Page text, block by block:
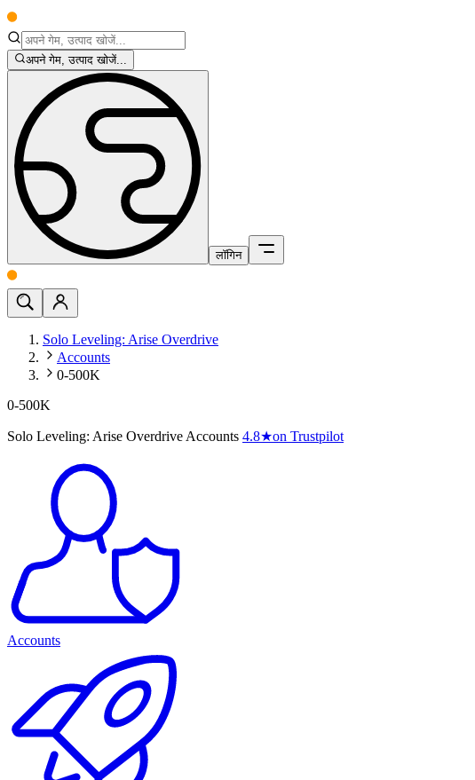
अपने गेम, उत्पाद खोजें...
लॉगिन
Solo Leveling: Arise Overdrive
Accounts
0-500K
0-500K
Solo Leveling: Arise Overdrive Accounts 4.8★on Trustpilot
Accounts